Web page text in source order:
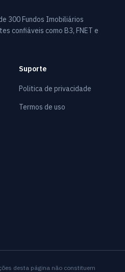
300 Fundos Imobiliários
confiáveis como B3, FNET e
Suporte
Politica de privacidade
Termos de uso
desta página não constituem